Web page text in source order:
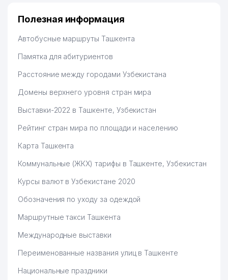
45 ART HOTELS ООО
APOLLONIYA MEDICAL SERVICE
47 ОТДЕЛЕНИЕ СВЯЗИ №100 841 м
48 SERGO-DENTAL PLUS ЧП
49 LAZOKAT ЧП
50 ISSIQLIKKUVVATAMIR ООО 853 м
51
54
УЗБЕКИСТАНА
PROMOTION ООО
56
СПЕЦИАЛИЗИРОВАННАЯ
Hamida 03.08.2026 12:45:39
Полезная информация
Автобусные маршруты Ташкента
Памятка для абитуриентов
Расстояние между городами Узбекистана
Домены верхнего уровня стран мира
Выставки-2022 в Ташкенте, Узбекистан
Рейтинг стран мира по площади и населению
Карта Ташкента
Коммунальные (ЖКХ) тарифы в Ташкенте, Узбекистан
Курсы валют в Узбекистане 2020
Обозначения по уходу за одеждой
Маршрутные такси Ташкента
Международные выставки
Переименованные названия улиц в Ташкенте
Национальные праздники